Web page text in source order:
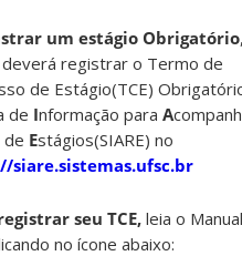
um estágio Obrigatório
registrar o Termo de
de Estágio(TCE)
de Informação paraA
Estágios(SIARE) no
siare.sistemas.ufsc.br
seu TCE,leia o
no ícone abaixo: